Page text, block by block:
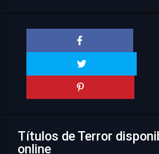
Títulos de Terror
online